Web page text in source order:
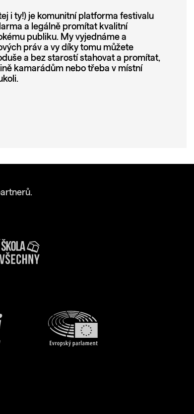
i ty!) je komunitní platforma festivalu
a legálně promítat kvalitní
publiku. My vyjednáme a
práv a vy díky tomu můžete
a bez starostí stahovat a promítat,
kamarádům nebo třeba v místní